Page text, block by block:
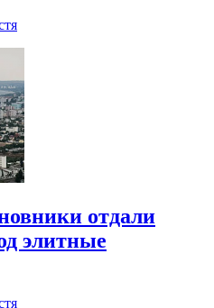
отдали
элитные